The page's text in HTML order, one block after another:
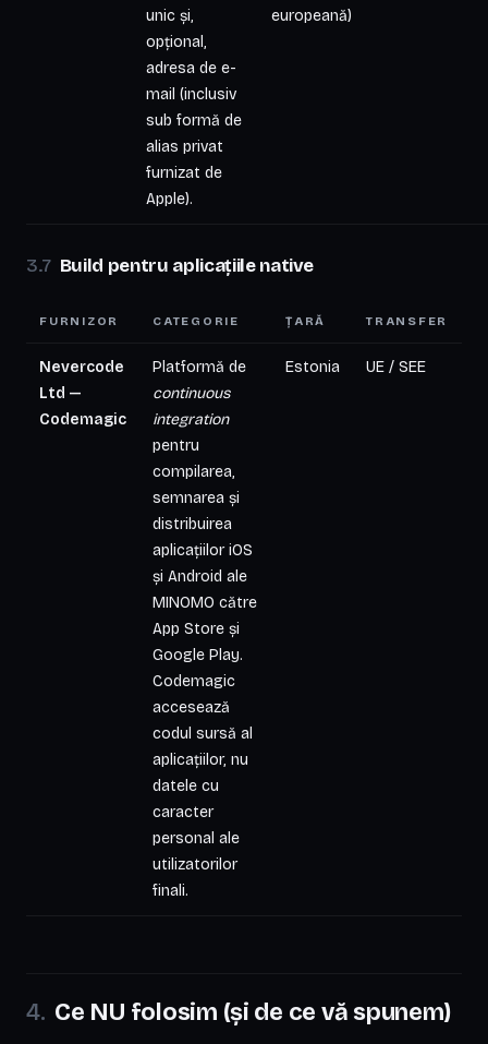
unic și,
opțional,
adresa de e-
mail (inclusiv
sub formă de
alias privat
furnizat de
Apple).
europeană)
Build pentru aplicațiile native
FURNIZOR CATEGORIE ȚARĂ TRANSFER
Nevercode
Ltd —
Codemagic
Platformă de
continuous
integration
pentru
compilarea,
semnarea și
distribuirea
aplicațiilor iOS
și Android ale
MINOMO către
App Store și
Google Play.
Codemagic
accesează
codul sursă al
aplicațiilor, nu
datele cu
caracter
personal ale
utilizatorilor
finali.
Estonia UE / SEE
Ce NU folosim (și de ce vă spunem)